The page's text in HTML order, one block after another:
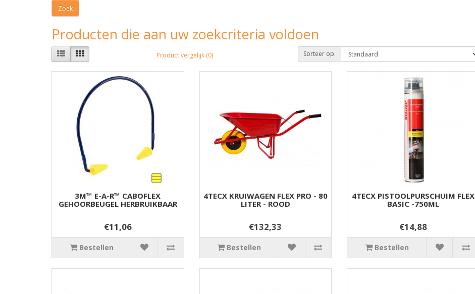
Producten die aan uw zoekcriteria voldoen
Product vergelijk (0) Sorteer op:
3M™ E-A-R™ CABOFLEX
GEHOORBEUGEL HERBRUIKBAAR
€11,06
Bestellen
4TECX KRUIWAGEN FLEX PRO - 80
LITER - ROOD
€132,33
Bestellen
4TECX PISTOOLPURSCHUIM FLEX
BASIC -750ML
€14,88
Bestellen